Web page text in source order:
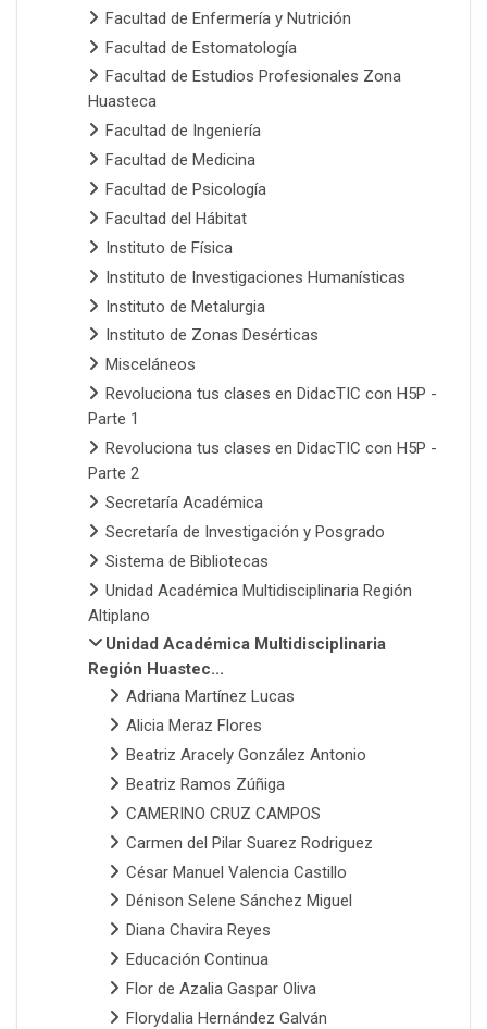
Facultad de Enfermería y Nutrición
Facultad de Estomatología
Facultad de Estudios Profesionales Zona
Huasteca
Facultad de Ingeniería
Facultad de Medicina
Facultad de Psicología
Facultad del Hábitat
Instituto de Física
Instituto de Investigaciones Humanísticas
Instituto de Metalurgia
Instituto de Zonas Desérticas
Misceláneos
Revoluciona tus clases en DidacTIC con H5P -
Parte 1
Revoluciona tus clases en DidacTIC con H5P -
Parte 2
Secretaría Académica
Secretaría de Investigación y Posgrado
Sistema de Bibliotecas
Unidad Académica Multidisciplinaria Región
Altiplano
Unidad Académica Multidisciplinaria
Región Huastec...
Adriana Martínez Lucas
Alicia Meraz Flores
Beatriz Aracely González Antonio
Beatriz Ramos Zúñiga
CAMERINO CRUZ CAMPOS
Carmen del Pilar Suarez Rodriguez
César Manuel Valencia Castillo
Dénison Selene Sánchez Miguel
Diana Chavira Reyes
Educación Continua
Flor de Azalia Gaspar Oliva
Florydalia Hernández Galván